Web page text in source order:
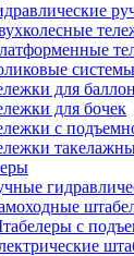
для
для бочек
с
с